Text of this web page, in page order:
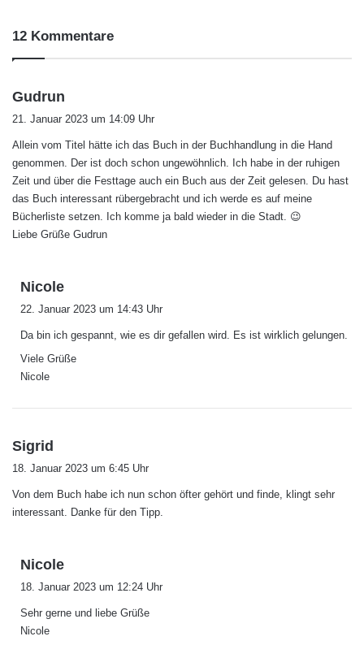
12 Kommentare
Gudrun
t
:
21. Januar 2023 um 14:09 Uhr
Allein vom Titel hätte ich das Buch in der Buchhandlung in die Hand
genommen. Der ist doch schon ungewöhnlich. Ich habe in der ruhigen
Zeit und über die Festtage auch ein Buch aus der Zeit gelesen. Du hast
das Buch interessant rübergebracht und ich werde es auf meine
Bücherliste setzen. Ich komme ja bald wieder in die Stadt. 😉
Liebe Grüße Gudrun
Nicole
t
:
22. Januar 2023 um 14:43 Uhr
Da bin ich gespannt, wie es dir gefallen wird. Es ist wirklich gelungen.
Viele Grüße
Nicole
Sigrid
:
18. Januar 2023 um 6:45 Uhr
Von dem Buch habe ich nun schon öfter gehört und finde, klingt sehr
interessant. Danke für den Tipp.
Nicole
t
18. Januar 2023 um 12:24 Uhr
Sehr gerne und liebe Grüße
Nicole